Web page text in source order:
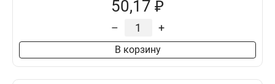
50,17 ₽
– +
В корзину